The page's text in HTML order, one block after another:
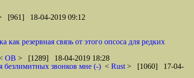
[961] 18-04-2019 09:12
резервная связь от этого опсоса для редких
ОВ > [1289] 18-04-2019 18:28
безлимитных звонков мне (-) < Rust > [1060] 17-04-